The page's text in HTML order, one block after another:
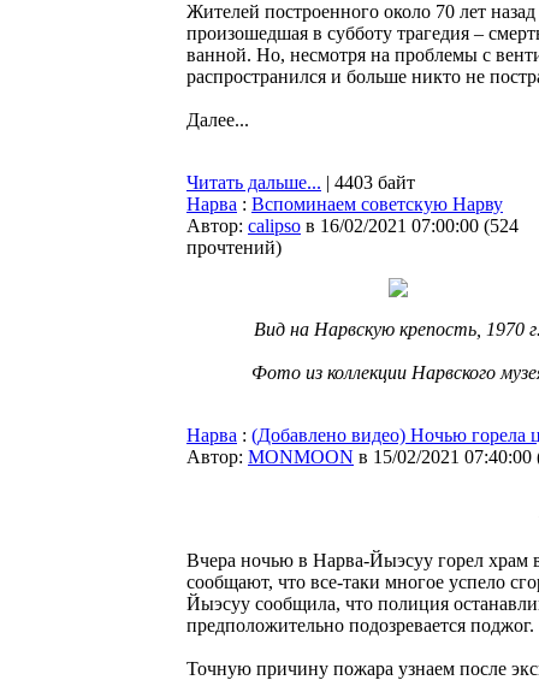
Жителей построенного около 70 лет
произошедшая в субботу трагедия –
ванной. Но, несмотря на проблемы с
распространился и больше никто не
Далее...
Читать дальше... | 4403 байт
Нарва : Вспоминаем советскую Нарву
Автор: calipso в 16/02/2021 07:00:00 (524
прочтений)
Вид на Нарвскую крепость, 1970
Фото из коллекции Нарвского
Нарва : (Добавлено видео) Ночью горела
Автор: MONMOON в 15/02/2021 07:40:00
Вчера ночью в Нарва-Йыэсуу горел
сообщают, что все-таки многое успело
Йыэсуу сообщила, что полиция
предположительно подозревается поджог.
Точную причину пожара узнаем после